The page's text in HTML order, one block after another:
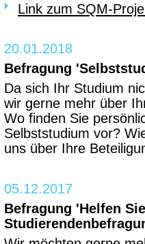
Link zum SQM-
20.01.2018
Befragung
Da sich Ihr Studium
wir gerne mehr über
Wo finden Sie
Selbststudium vor?
uns über Ihre
05.12.2017
Befragung 'Helfen